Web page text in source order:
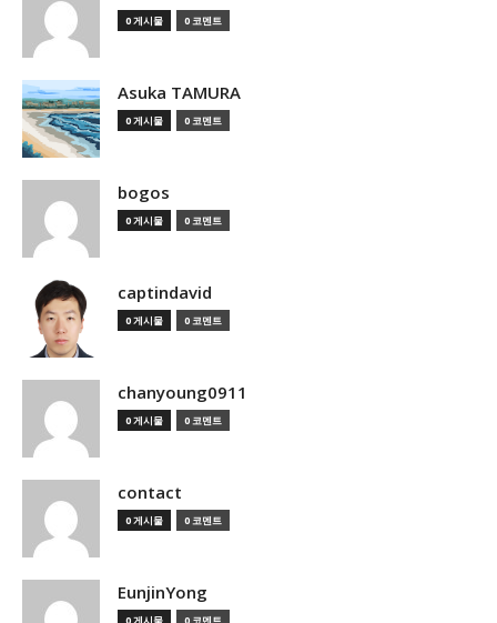
0 게시물 0 코멘트
Asuka TAMURA
0 게시물 0 코멘트
bogos
0 게시물 0 코멘트
captindavid
0 게시물 0 코멘트
chanyoung0911
0 게시물 0 코멘트
contact
0 게시물 0 코멘트
EunjinYong